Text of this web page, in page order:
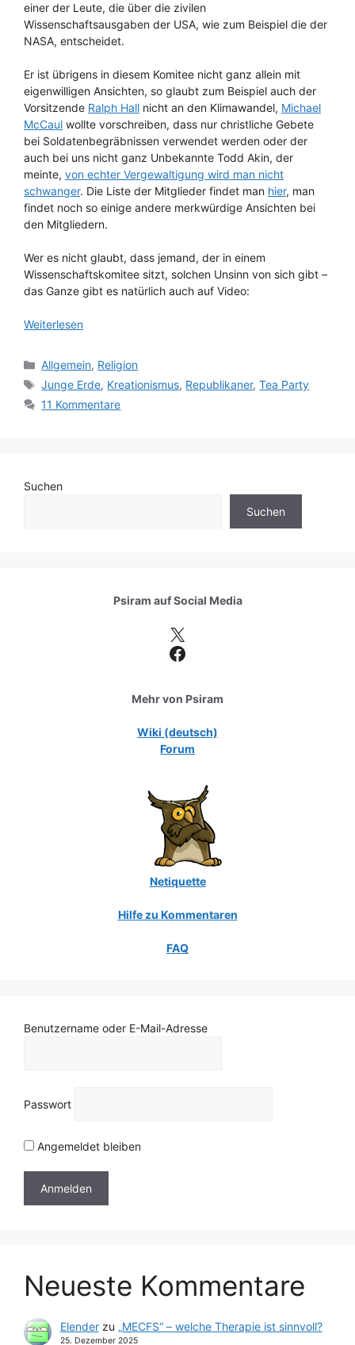
einer der Leute, die über die zivilen
Wissenschaftsausgaben der USA, wie zum Beispiel die der
NASA, entscheidet.
Er ist übrigens in diesem Komitee nicht ganz allein mit
eigenwilligen Ansichten, so glaubt zum Beispiel auch der
Vorsitzende Ralph Hall nicht an den Klimawandel, Michael
McCaul wollte vorschreiben, dass nur christliche Gebete
bei Soldatenbegräbnissen verwendet werden oder der
auch bei uns nicht ganz Unbekannte Todd Akin, der
meinte, von echter Vergewaltigung wird man nicht
schwanger. Die Liste der Mitglieder findet man hier, man
findet noch so einige andere merkwürdige Ansichten bei
den Mitgliedern.
Wer es nicht glaubt, dass jemand, der in einem
Wissenschaftskomitee sitzt, solchen Unsinn von sich gibt –
das Ganze gibt es natürlich auch auf Video:
Weiterlesen
Kategorien
Allgemein, Religion
Schlagwörter
Junge Erde, Kreationismus, Republikaner,Tea Party
11 Kommentare
Suchen
Suchen
Psiram aufSocial Media
X
Facebook
Mehr von Psiram
Wiki (deutsch)
Forum
Netiquette
Hilfe zu Kommentaren
FAQ
Benutzername oder E-Mail-Adresse
Passwort
Angemeldet bleiben
Neueste Kommentare
Elenderzu „MECFS“ – welche Therapie ist sinnvoll?
25. Dezember 2025